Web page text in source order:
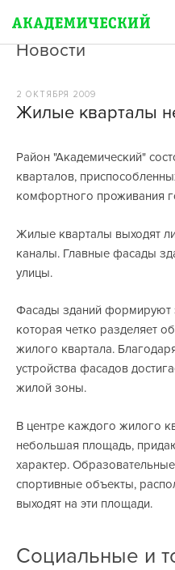
Новости
2 ОКТЯБРЯ 2009
Жилые кварталы
Район "Академический"
кварталов,
комфортного проживания
Жилые кварталы выходят
каналы. Главные фасады
улицы.
Фасады зданий формируют
которая четко разделяет
жилого квартала.
устройства фасадов
жилой зоны.
В центре каждого жилого
небольшая площадь,
характер.
спортивные объекты,
выходят на эти площади.
Социальные и